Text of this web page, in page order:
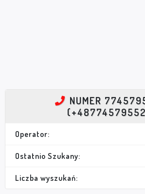
NUMER
Operator:
Ostatnio Szukany:
Liczba wyszukań: